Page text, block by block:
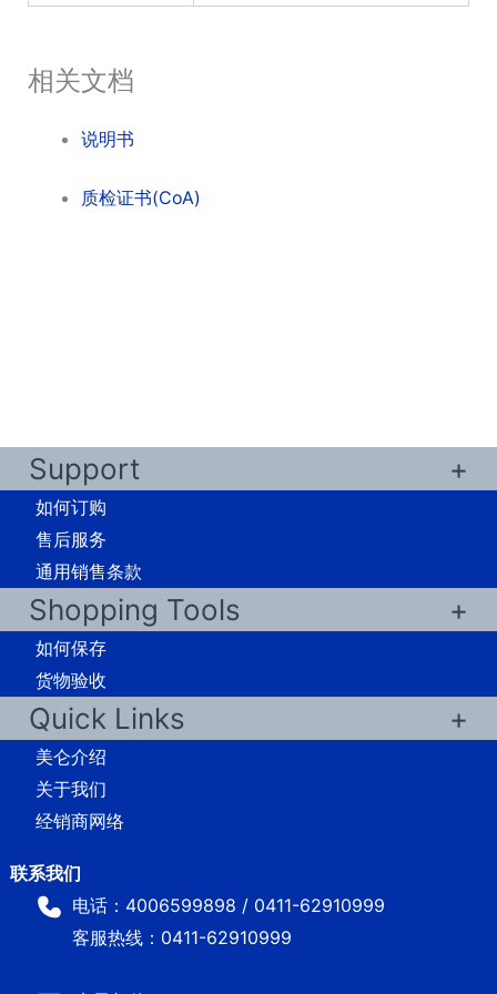
相关文档
说明书
质检证书(CoA)
Support
如何订购
售后服务
通用销售条款
Shopping Tools
如何保存
货物验收
Quick Links
美仑介绍
关于我们
经销商网络
电话：4006599898 / 0411-62910999
客服热线：0411-62910999